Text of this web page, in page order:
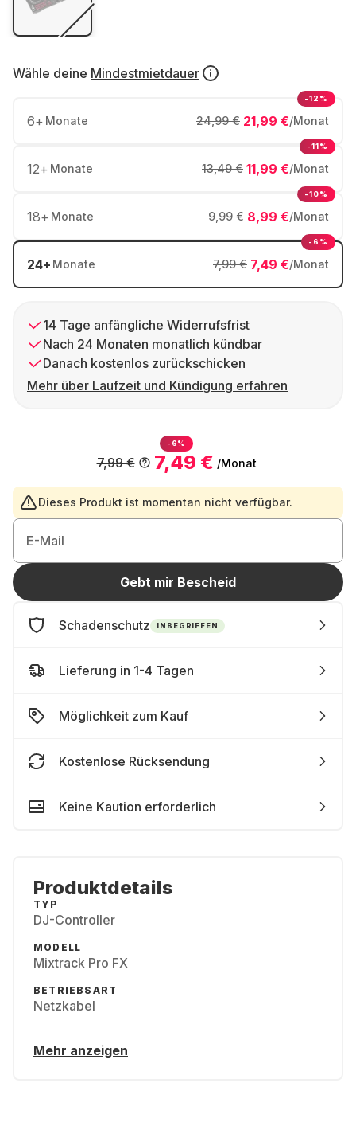
Wähle deine Mindestmietdauer
6+ Monate 21,99 €/Monat
24,99 €
-12%
12+ Monate 11,99 €/Monat
13,49 €
-11%
18+ Monate 8,99 €/Monat
9,99 €
-10%
24+ Monate 7,49 €/Monat
7,99 €
-6%
14 Tage anfängliche Widerrufsfrist
Nach 24 Monaten monatlich kündbar
Danach kostenlos zurückschicken
Mehr über Laufzeit und Kündigung erfahren
-6%
7,49 € /Monat
7,99 €
Dieses Produkt ist momentan nicht verfügbar.
E-Mail
Gebt mir Bescheid
Schadenschutz INBEGRIFFEN
Lieferung in 1-4 Tagen
Möglichkeit zum Kauf
Kostenlose Rücksendung
Keine Kaution erforderlich
Produktdetails
TYP
DJ-Controller
MODELL
Mixtrack Pro FX
BETRIEBSART
Netzkabel
Mehr anzeigen